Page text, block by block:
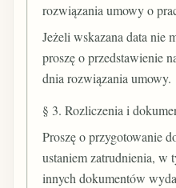
rozwiązania umowy o
Jeżeli wskazana data nie
proszę o przedstawienie
dnia rozwiązania umowy.
§ 3. Rozliczenia i
Proszę o przygotowanie
ustaniem zatrudnienia, w
innych dokumentów